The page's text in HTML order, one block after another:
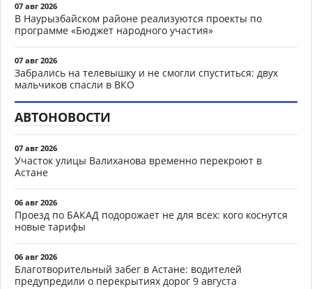
07 авг 2026
В Наурызбайском районе реализуются проекты по
программе «Бюджет народного участия»
07 авг 2026
Забрались на телевышку и не смогли спуститься: двух
мальчиков спасли в ВКО
АВТОНОВОСТИ
07 авг 2026
Участок улицы Валиханова временно перекроют в
Астане
06 авг 2026
Проезд по БАКАД подорожает не для всех: кого коснутся
новые тарифы
06 авг 2026
Благотворительный забег в Астане: водителей
предупредили о перекрытиях дорог 9 августа